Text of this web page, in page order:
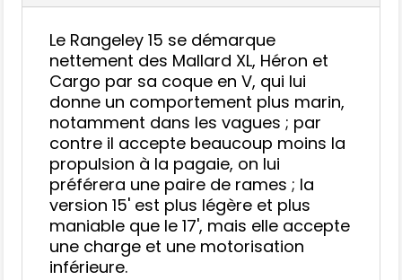
Le Rangeley 15 se démarque
nettement des Mallard XL, Héron et
Cargo par sa coque en V, qui lui
donne un comportement plus marin,
notamment dans les vagues ; par
contre il accepte beaucoup moins la
propulsion à la pagaie, on lui
préférera une paire de rames ; la
version 15' est plus légère et plus
maniable que le 17', mais elle accepte
une charge et une motorisation
inférieure.